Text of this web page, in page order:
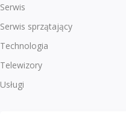
Serwis
Serwis sprzątający
Technologia
Telewizory
Usługi